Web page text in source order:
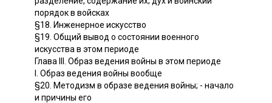
порядок в войсках
§18. Инженерное искусство
§19. Общий вывод о состоянии военного
искусства в этом периоде
Глава III. Образ ведения войны в этом периоде
I. Образ ведения войны вообще
§20. Методизм в образе ведения войны; - начало
и причины его